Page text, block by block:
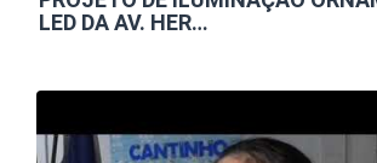
LED DA AV. HER…